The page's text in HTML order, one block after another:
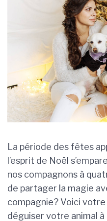
La période des fêtes
l’esprit de Noël
nos compagnons à
de partager la magie
compagnie? Voici
déguiser votre animal